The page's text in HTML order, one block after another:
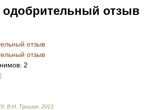
отзыв
отзыв
отзыв
2
В.Н. Тришин 2013